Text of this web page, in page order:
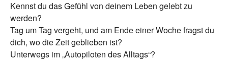
Kennst du das Gefühl von deinem Leben gelebt zu
werden?
Tag um Tag vergeht, und am Ende einer Woche fragst du
dich, wo die Zeit geblieben ist?
Unterwegs im „Autopiloten des Alltags“?